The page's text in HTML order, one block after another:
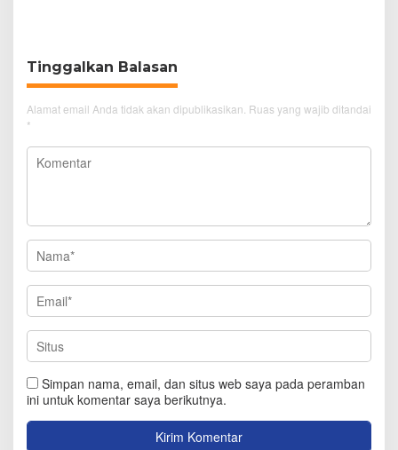
Tinggalkan Balasan
Alamat email Anda tidak akan dipublikasikan. Ruas yang wajib ditandai
*
Simpan nama, email, dan situs web saya pada peramban
ini untuk komentar saya berikutnya.